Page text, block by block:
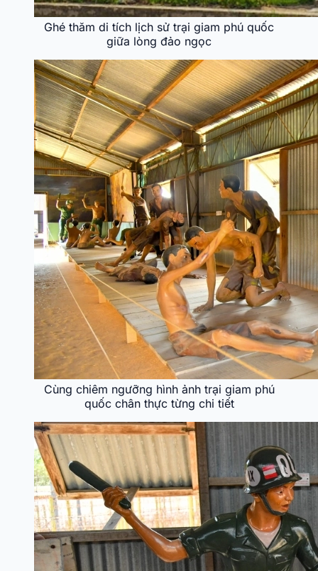
Ghé thăm di tích lịch sử trại giam phú quốc
giữa lòng đảo ngọc
Cùng chiêm ngưỡng hình ảnh trại giam phú
quốc chân thực từng chi tiết